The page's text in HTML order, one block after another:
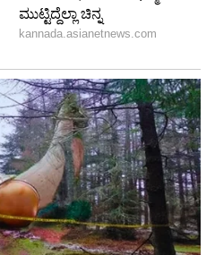
ದೂರವಿರಿ
Bhadra Rajayoga 2026:
ಬುಧನಿಂದ ಭದ್ರ ರಾಜಯೋಗ;
ಸಾಲ ತೀರಿ, ಹಣ ಸೇರಲಿದೆ.. ಈ 3
ರಾಶಿಗಳಿಗೆ ಅದೃಷ್ಟದ ಸುರಿಮಳೆ!